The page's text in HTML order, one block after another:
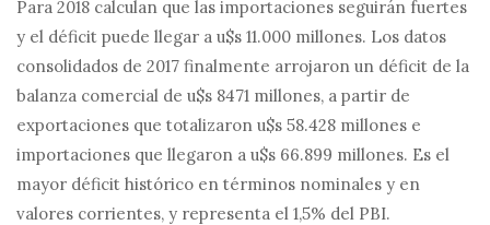
Para 2018 calculan que las importaciones seguirán fuertes
y el déficit puede llegar a u$s 11.000 millones. Los datos
consolidados de 2017 finalmente arrojaron un déficit de la
balanza comercial de u$s 8471 millones, a partir de
exportaciones que totalizaron u$s 58.428 millones e
importaciones que llegaron a u$s 66.899 millones. Es el
mayor déficit histórico en términos nominales y en
valores corrientes, y representa el 1,5% del PBI.